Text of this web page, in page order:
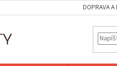
DOPRAVA A